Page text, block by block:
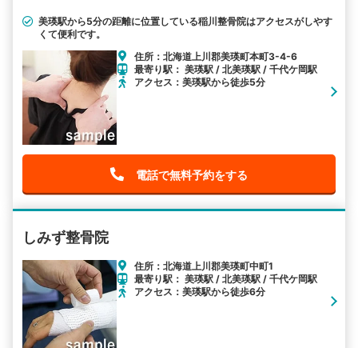
駅から探す 院名から探す
美瑛駅から5分の距離に位置している稲川整骨院はアクセスがしやす
くて便利です。
住所：北海道上川郡美瑛町本町3-4-6
最寄り駅： 美瑛駅 / 北美瑛駅 / 千代ケ岡駅
アクセス：美瑛駅から徒歩5分
電話で無料予約をする
しみず整骨院
住所：北海道上川郡美瑛町中町1
最寄り駅： 美瑛駅 / 北美瑛駅 / 千代ケ岡駅
アクセス：美瑛駅から徒歩6分